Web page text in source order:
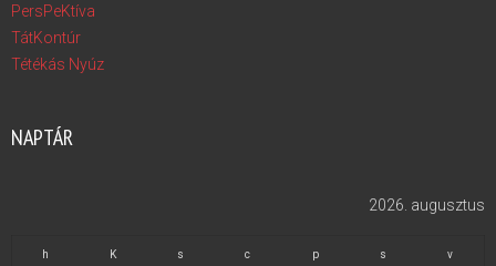
PersPeKtíva
TátKontúr
Tétékás Nyúz
NAPTÁR
2026. augusztus
h K s c p s v